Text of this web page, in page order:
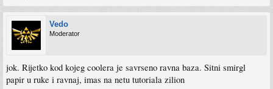
Vedo
Moderator
jok. Rijetko kod kojeg coolera je savrseno ravna baza. Sitni smirgl
papir u ruke i ravnaj, imas na netu tutoriala zilion